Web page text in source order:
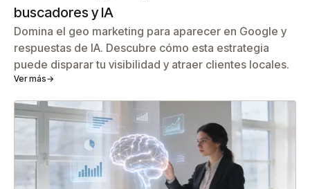
buscadores y IA
Domina el geo marketing para aparecer en Google y
respuestas de IA. Descubre cómo esta estrategia
puede disparar tu visibilidad y atraer clientes locales.
Ver más→